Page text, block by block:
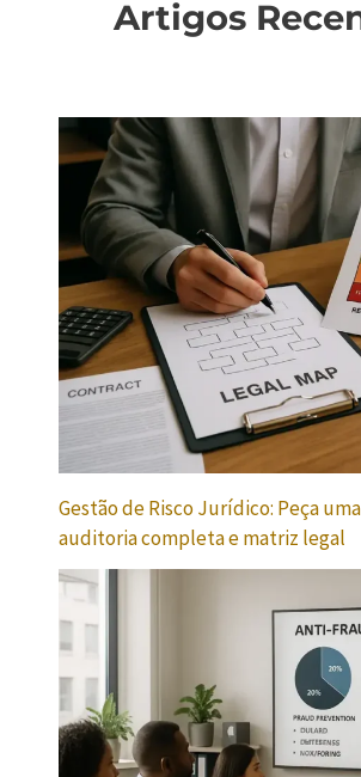
Artigos
Gestão de Risco Jurídico: Peça
auditoria completa e matriz legal